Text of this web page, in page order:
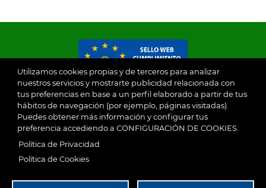
Utilizamos cookies propias y de terceros para analizar
nuestros servicios y mostrarte publicidad relacionada con
tus preferencias en base a un perfil elaborado a partir de tus
hábitos de navegación (por ejemplo, páginas visitadas).
Puedes obtener más información y configurar tus
preferencia accediendo a CONFIGURACIÓN DE COOKIES.
Política de Privacidad
Política de Cookies
© 2026
Ayuntamiento de Villaseca de la Sagra Aviso Legal